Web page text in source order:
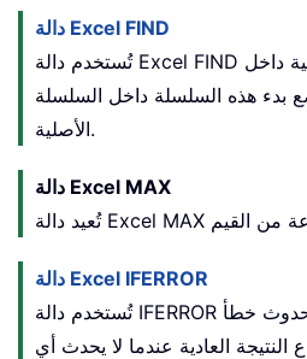
دالة Excel FIND
تُستخدم دالة Excel FIND للعثور على سلسلة نصية داخل
هذه السلسلة داخل السلسلة
الأصلية.
دالة Excel MAX
دالة Excel IFERROR
تُستخدم دالة IFERROR لإرجاع نتيجة مخصصة عند حدوث خطأ
العادية عندما لا يحدث أي